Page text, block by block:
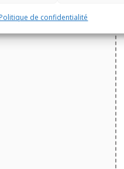
Politique de confidentialité